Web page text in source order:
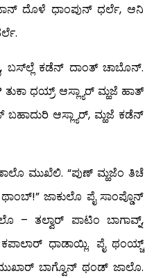
ದೊಳೆ ಧಾಂಪುನ್ ಧರ್ಲೆ, ಆನಿ
ಬಸ್‍ಲ್ಲೆ ಕಡೆನ್ ದಾಂತ್ ಚಾಬೊನ್.
ಧಯ್ರ್ ಆಸ್ಲ್ಯಾರ್ ಮ್ಹಜೆ ಹಾತ್
ಆಸ್ಲ್ಯಾರ್, ಮ್ಹಜೆ ಕಡೆನ್
ಮುಖೆಲಿ. “ಪುಣ್ ಮ್ಹಜೆಂ ತಿಚೆ
ಜಾಕುಲೊ ಪೈ ಸಾಂಪ್ಡೊನ್
– ತಲ್ವಾರ್ ಪಾಟಿಂ ಬಾಗಾವ್ನ್,
ಧಾಡಾಯ್ಲಿ. ಪೈ ಥಂಯ್ಚ್
ಬಾಗ್ವೊನ್ ಥಂಡ್ ಜಾಲೊ.